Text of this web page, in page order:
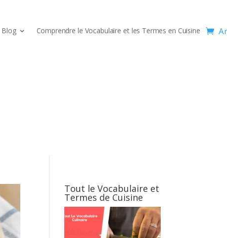
Blog Comprendre le Vocabulaire et les Termes en Cuisine
Tout le Vocabulaire et
Termes de Cuisine